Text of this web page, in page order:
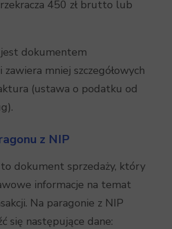
450 zł brutto lub
dokumentem
zawiera mniej szczegółowych
(ustawa o podatku od
z NIP
dokument sprzedaży, który
informacje na temat
Na paragonie z NIP
się następujące dane: